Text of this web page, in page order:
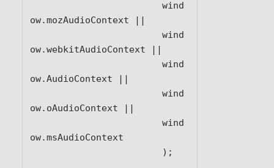
ow.mozAudioContext ||
ow.webkitAudioContext ||
ow.AudioContext ||
ow.oAudioContext ||
ow.msAudioContext